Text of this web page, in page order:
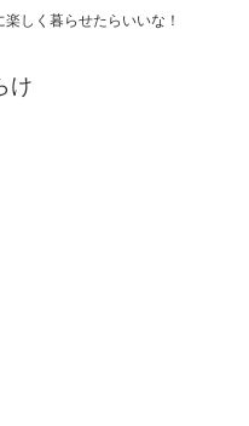
しく暮らせたらいいな！
け